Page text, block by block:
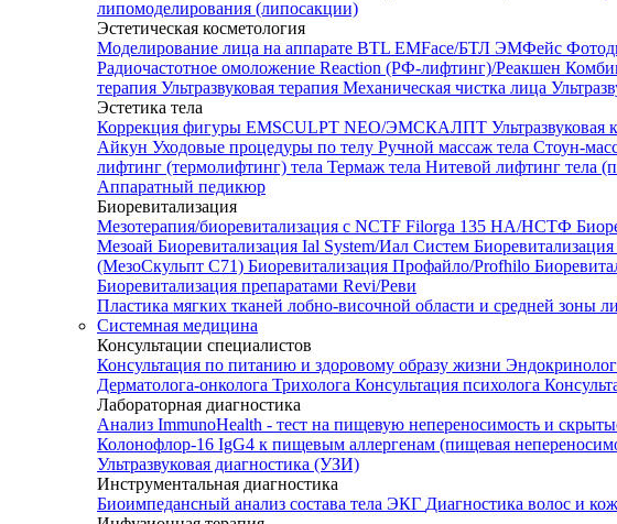
липомоделирования (липосакции)
Эстетическая косметология
Моделирование лица на аппарате BTL EMFace/БТЛ ЭМФейс
Радиочастотное омоложение Reaction (РФ-лифтинг)/Реакшен
терапия Ультразвуковая терапия Механическая чистка лица
Эстетика тела
Коррекция фигуры EMSCULPT NEO/ЭМСКАЛПТ Ультразвуковая
Айкун Уходовые процедуры по телу Ручной массаж тела Стоун-
лифтинг (термолифтинг) тела Термаж тела Нитевой лифтинг тела
Аппаратный педикюр
Биоревитализация
Мезотерапия/биоревитализация с NCTF Filorga 135 HA/НСТФ
Мезоай Биоревитализация Ial System/Иал Систем
(МезоСкульпт С71) Биоревитализация Профайло/Profhilo
Биоревитализация препаратами Revi/Реви
Пластика мягких тканей лобно-височной области и средней зоны
Системная медицина
Консультации специалистов
Консультация по питанию и здоровому образу жизни
Дерматолога-онколога Трихолога Консультация психолога
Лабораторная диагностика
Анализ ImmunoHealth - тест на пищевую непереносимость и
Колонофлор-16 IgG4 к пищевым аллергенам (пищевая
Ультразвуковая диагностика (УЗИ)
Инструментальная диагностика
Биоимпедансный анализ состава тела ЭКГ Диагностика волос и